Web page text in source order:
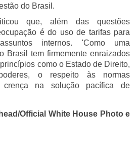
do Brasil.
que, além das questões
é do uso de tarifas para
internos. 'Como uma
Brasil tem firmemente enraizados
como o Estado de Direito,
o respeito às normas
na solução pacífica de
Official White House Photo e